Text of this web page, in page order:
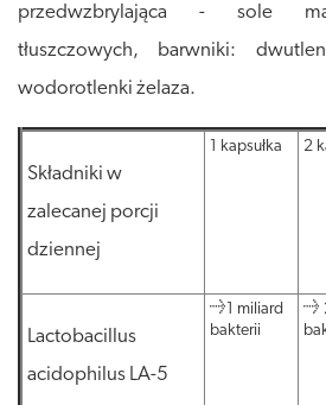
przedwzbrylająca - sole
tłuszczowych, barwniki:
wodorotlenki żelaza.
Składniki w
zalecanej porcji
dziennej
1 kapsułka 2
Lactobacillus
acidophilus LA-5
≥1 miliard
bakterii
≥